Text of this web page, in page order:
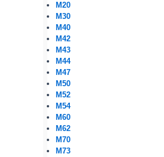
M20
M30
M40
M42
M43
M44
M47
M50
M52
M54
M60
M62
M70
M73